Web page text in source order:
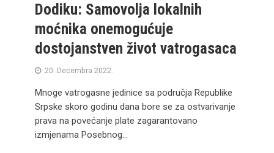
Dodiku: Samovolja lokalnih
moćnika onemogućuje
dostojanstven život vatrogasaca
20. Decembra 2022.
Mnoge vatrogasne jedinice sa područja Republike
Srpske skoro godinu dana bore se za ostvarivanje
prava na povećanje plate zagarantovano
izmjenama Posebnog...